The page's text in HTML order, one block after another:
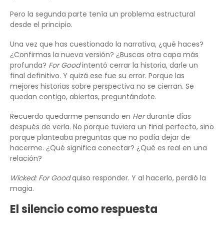
Pero la segunda parte tenía un problema estructural
desde el principio.
Una vez que has cuestionado la narrativa, ¿qué haces?
¿Confirmas la nueva versión? ¿Buscas otra capa más
profunda? For Goodintentó cerrar la historia, darle un
final definitivo. Y quizá ese fue su error. Porque las
mejores historias sobre perspectiva no se cierran. Se
quedan contigo, abiertas, preguntándote.
Recuerdo quedarme pensando en Herdurante días
después de verla. No porque tuviera un final perfecto, sino
porque planteaba preguntas que no podía dejar de
hacerme. ¿Qué significa conectar? ¿Qué es real en una
relación?
Wicked: For Goodquiso responder. Y al hacerlo, perdió la
magia.
El silencio como respuesta